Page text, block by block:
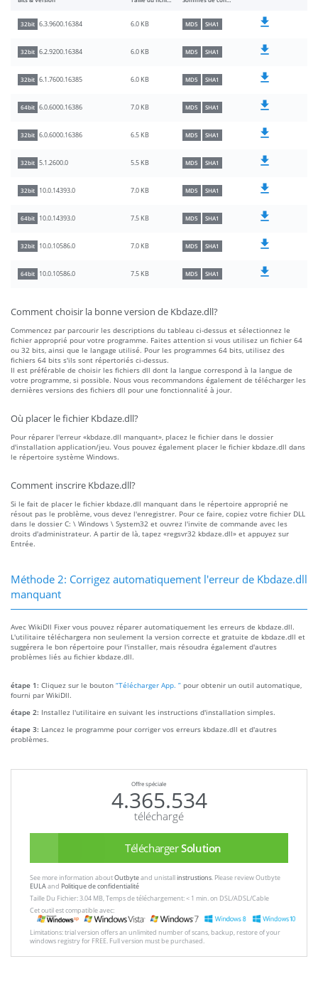
32bit 6.3.9600.16384 6.0 KB MD5 SHA1
32bit 6.2.9200.16384 6.0 KB MD5 SHA1
32bit 6.1.7600.16385 6.0 KB MD5 SHA1
64bit 6.0.6000.16386 7.0 KB MD5 SHA1
32bit 6.0.6000.16386 6.5 KB MD5 SHA1
32bit 5.1.2600.0 5.5 KB MD5 SHA1
32bit 10.0.14393.0 7.0 KB MD5 SHA1
64bit 10.0.14393.0 7.5 KB MD5 SHA1
32bit 10.0.10586.0 7.0 KB MD5 SHA1
64bit 10.0.10586.0 7.5 KB MD5 SHA1
Comment choisir la bonne version de Kbdaze.dll?
Commencez par parcourir les descriptions du tableau ci-dessus et sélectionnez le
fichier approprié pour votre programme. Faites attention si vous utilisez un fichier 64
ou 32 bits, ainsi que le langage utilisé. Pour les programmes 64 bits, utilisez des
fichiers 64 bits s'ils sont répertoriés ci-dessus.
Il est préférable de choisir les fichiers dll dont la langue correspond à la langue de
votre programme, si possible. Nous vous recommandons également de télécharger les
dernières versions des fichiers dll pour une fonctionnalité à jour.
Où placer le fichier Kbdaze.dll?
Pour réparer l'erreur «kbdaze.dll manquant», placez le fichier dans le dossier
d'installation application/jeu. Vous pouvez également placer le fichier kbdaze.dll dans
le répertoire système Windows.
Comment inscrire Kbdaze.dll?
Si le fait de placer le fichier kbdaze.dll manquant dans le répertoire approprié ne
résout pas le problème, vous devez l'enregistrer. Pour ce faire, copiez votre fichier DLL
dans le dossier C: \ Windows \ System32 et ouvrez l'invite de commande avec les
droits d'administrateur. A partir de là, tapez «regsvr32 kbdaze.dll» et appuyez sur
Entrée.
Méthode 2: Corrigez automatiquement l'erreur de Kbdaze.dll
manquant
Avec WikiDll Fixer vous pouvez réparer automatiquement les erreurs de kbdaze.dll.
L'utilitaire téléchargera non seulement la version correcte et gratuite de kbdaze.dll et
suggérera le bon répertoire pour l'installer, mais résoudra également d'autres
problèmes liés au fichier kbdaze.dll.
étape 1: Cliquez sur le bouton “Télécharger App. ” pour obtenir un outil automatique,
fourni par WikiDll.
étape 2: Installez l'utilitaire en suivant les instructions d'installation simples.
étape 3: Lancez le programme pour corriger vos erreurs kbdaze.dll et d'autres
problèmes.
Offre spéciale
4.365.534
téléchargé
TéléchargerSolution
See more information aboutOutbyteand unistallinstrustions. Please review Outbyte
EULAand Politique de confidentialité
Taille Du Fichier: 3.04 MB, Temps de téléchargement: < 1 min. on DSL/ADSL/Cable
Cet outil est compatible avec:
Limitations: trial version offers an unlimited number of scans, backup, restore of your
windows registry for FREE. Full version must be purchased.